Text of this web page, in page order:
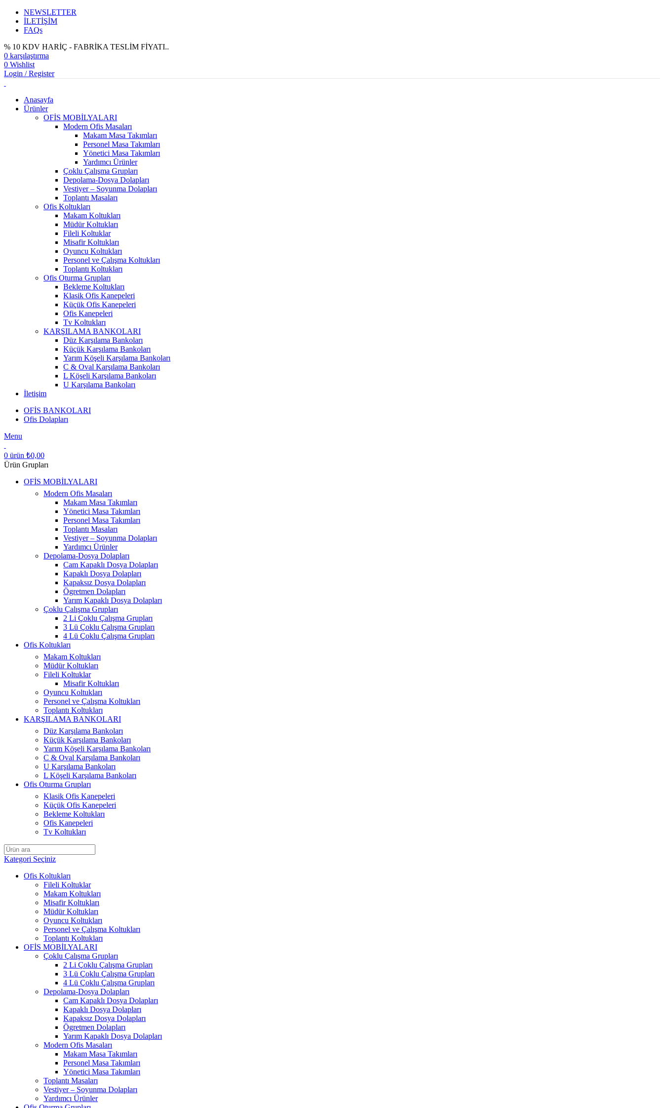
NEWSLETTER
İLETİŞİM
FAQs
% 10 KDV HARİÇ - FABRİKA TESLİM FİYATI..
0 karşılaştırma
0 Wishlist
Login / Register
Anasayfa
Ürünler
OFİS MOBİLYALARI
Modern Ofis Masaları
Makam Masa Takımları
Personel Masa Takımları
Yönetici Masa Takımları
Yardımcı Ürünler
Çoklu Çalışma Grupları
Depolama-Dosya Dolapları
Vestiyer – Soyunma Dolapları
Toplantı Masaları
Ofis Koltukları
Makam Koltukları
Müdür Koltukları
Fileli Koltuklar
Misafir Koltukları
Oyuncu Koltukları
Personel ve Çalışma Koltukları
Toplantı Koltukları
Ofis Oturma Grupları
Bekleme Koltukları
Klasik Ofis Kanepeleri
Küçük Ofis Kanepeleri
Ofis Kanepeleri
Tv Koltukları
KARŞILAMA BANKOLARI
Düz Karşılama Bankoları
Küçük Karşılama Bankoları
Yarım Köşeli Karşılama Bankoları
C & Oval Karşılama Bankoları
L Köşeli Karşılama Bankoları
U Karşılama Bankoları
İletişim
OFİS BANKOLARI
Ofis Dolapları
Menu
0 ürün ₺0,00
Ürün Grupları
OFİS MOBİLYALARI
Modern Ofis Masaları
Makam Masa Takımları
Yönetici Masa Takımları
Personel Masa Takımları
Toplantı Masaları
Vestiyer – Soyunma Dolapları
Yardımcı Ürünler
Depolama-Dosya Dolapları
Cam Kapaklı Dosya Dolapları
Kapaklı Dosya Dolapları
Kapaksız Dosya Dolapları
Ögretmen Dolapları
Yarım Kapaklı Dosya Dolapları
Çoklu Çalışma Grupları
2 Li Çoklu Çalışma Grupları
3 Lü Çoklu Çalışma Grupları
4 Lü Çoklu Çalışma Grupları
Ofis Koltukları
Makam Koltukları
Müdür Koltukları
Fileli Koltuklar
Misafir Koltukları
Oyuncu Koltukları
Personel ve Çalışma Koltukları
Toplantı Koltukları
KARŞILAMA BANKOLARI
Düz Karşılama Bankoları
Küçük Karşılama Bankoları
Yarım Köşeli Karşılama Bankoları
C & Oval Karşılama Bankoları
U Karşılama Bankoları
L Köşeli Karşılama Bankoları
Ofis Oturma Grupları
Klasik Ofis Kanepeleri
Küçük Ofis Kanepeleri
Bekleme Koltukları
Ofis Kanepeleri
Tv Koltukları
Kategori Seçiniz
Ofis Koltukları
Fileli Koltuklar
Makam Koltukları
Misafir Koltukları
Müdür Koltukları
Oyuncu Koltukları
Personel ve Çalışma Koltukları
Toplantı Koltukları
OFİS MOBİLYALARI
Çoklu Çalışma Grupları
2 Li Çoklu Çalışma Grupları
3 Lü Çoklu Çalışma Grupları
4 Lü Çoklu Çalışma Grupları
Depolama-Dosya Dolapları
Cam Kapaklı Dosya Dolapları
Kapaklı Dosya Dolapları
Kapaksız Dosya Dolapları
Ögretmen Dolapları
Yarım Kapaklı Dosya Dolapları
Modern Ofis Masaları
Makam Masa Takımları
Personel Masa Takımları
Yönetici Masa Takımları
Toplantı Masaları
Vestiyer – Soyunma Dolapları
Yardımcı Ürünler